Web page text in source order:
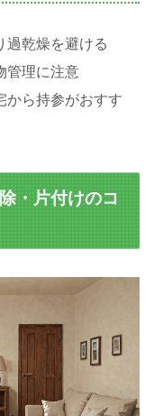
過乾燥を避ける
管理に注意
から持参がおすす
・片付けのコ